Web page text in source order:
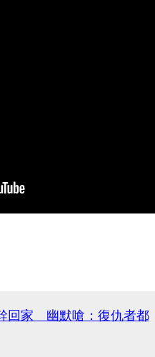
回家 幽默嗆：復仇者都